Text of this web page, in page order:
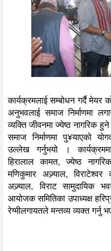
कार्यक्रमलाई सम्बोधन गर्दै मेयर
अनुभवलाई समाज निर्माणमा
व्यक्ति जीवनमा ज्येष्ठ नागरिक
समाज निर्माणमा पु¥याएको
उल्लेख गर्नुभयो ।
हिरालाल कामत, ज्येष्ठ
मणिकुमार अज्र्याल,
अज्र्याल, विराट सामुदायिक
आयोजक समितिका उपाध्यक्ष
रेग्मीलगायतले मन्तव्य व्यक्त गर्नु